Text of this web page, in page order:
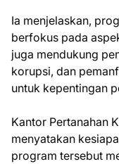
Ia menjelaskan,
berfokus pada
juga mendukung
korupsi, dan
untuk kepentingan
Kantor Pertanahan
menyatakan
program tersebut